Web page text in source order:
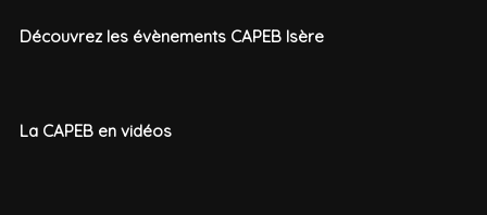
Découvrez les évènements CAPEB Isère
La CAPEB en vidéos